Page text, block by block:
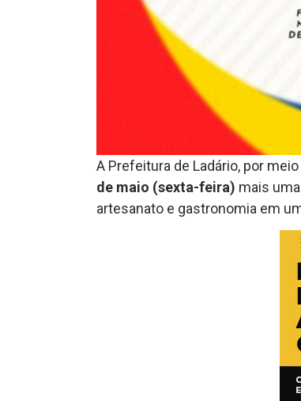
A Prefeitura de Ladário, por
de maio (sexta-feira) mais
artesanato e gastronomia em